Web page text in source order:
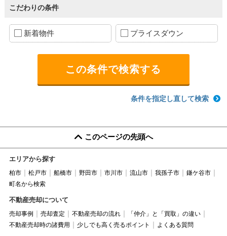
こだわりの条件
新着物件 プライスダウン
条件を指定し直して検索
このページの先頭へ
エリアから探す
柏市 松戸市 船橋市 野田市 市川市 流山市 我孫子市
鎌ケ谷市
町名から検索
不動産売却について
売却事例 売却査定 不動産売却の流れ
「仲介」と「買取」の違い
不動産売却時の諸費用
少しでも高く売るポイント よくある質問